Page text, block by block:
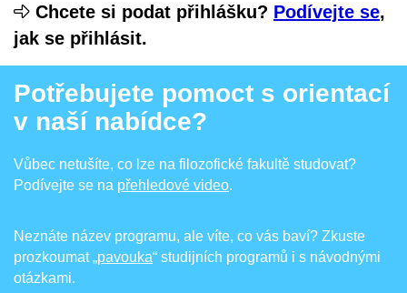
Chcete si podat přihlášku? Podívejte se,
jak se přihlásit.
Potřebujete pomoct s orientací
v naší nabídce?
Vůbec netušíte, co lze na filozofické fakultě studovat?
Podívejte se na přehledové video.
Neznáte název programu, ale víte, co vás baví? Zkuste
prozkoumat„pavouka“ studijních programů i s návodnými
otázkami.